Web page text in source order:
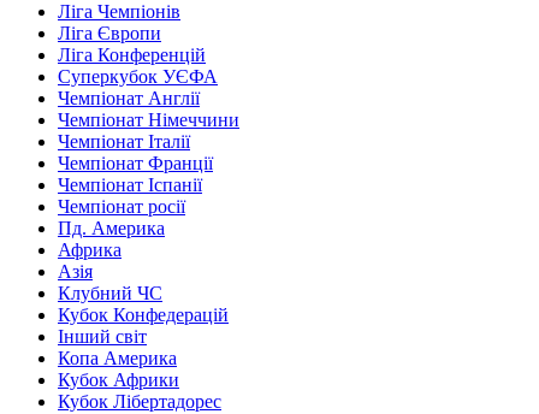
Ліга Чемпіонів
Ліга Європи
Ліга Конференцій
Суперкубок УЄФА
Чемпіонат Англії
Чемпіонат Німеччини
Чемпіонат Італії
Чемпіонат Франції
Чемпіонат Іспанії
Чемпіонат росії
Пд. Америка
Африка
Азія
Клубний ЧС
Кубок Конфедерацій
Інший світ
Копа Америка
Кубок Африки
Кубок Лібертадорес